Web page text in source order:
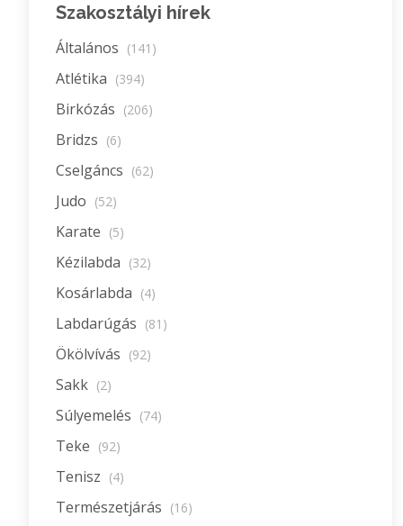
Szakosztályi hírek
Általános (141)
Atlétika (394)
Birkózás (206)
Bridzs (6)
Cselgáncs (62)
Judo (52)
Karate (5)
Kézilabda (32)
Kosárlabda (4)
Labdarúgás (81)
Ökölvívás (92)
Sakk (2)
Súlyemelés (74)
Teke (92)
Tenisz (4)
Természetjárás (16)